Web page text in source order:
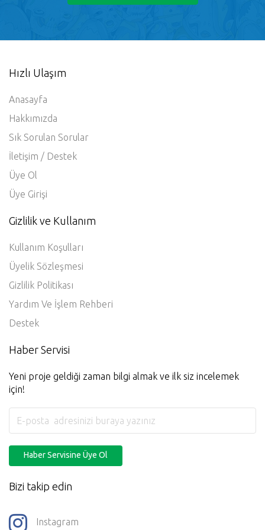
Hızlı Ulaşım
Anasayfa
Hakkımızda
Sık Sorulan Sorular
İletişim / Destek
Üye Ol
Üye Girişi
Gizlilik ve Kullanım
Kullanım Koşulları
Üyelik Sözleşmesi
Gizlilik Politikası
Yardım Ve İşlem Rehberi
Destek
Haber Servisi
Yeni proje geldiği zaman bilgi almak ve ilk siz incelemek
için!
Haber Servisine Üye Ol
Bizi takip edin
Instagram